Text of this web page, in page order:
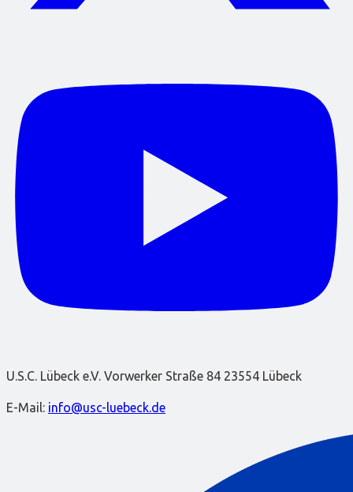
U.S.C. Lübeck e.V. Vorwerker Straße 84 23554 Lübeck
E-Mail: info@usc-luebeck.de